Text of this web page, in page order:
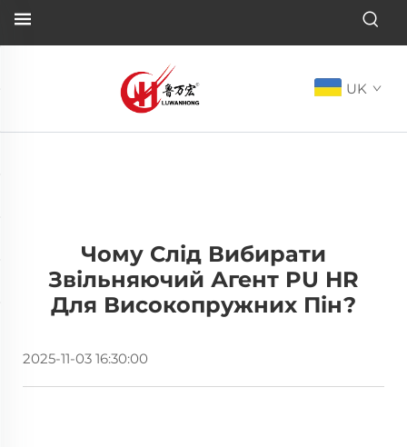
UK
Чому Слід Вибирати
Звільняючий Агент PU HR
Для Високопружних Пін?
2025-11-03 16:30:00